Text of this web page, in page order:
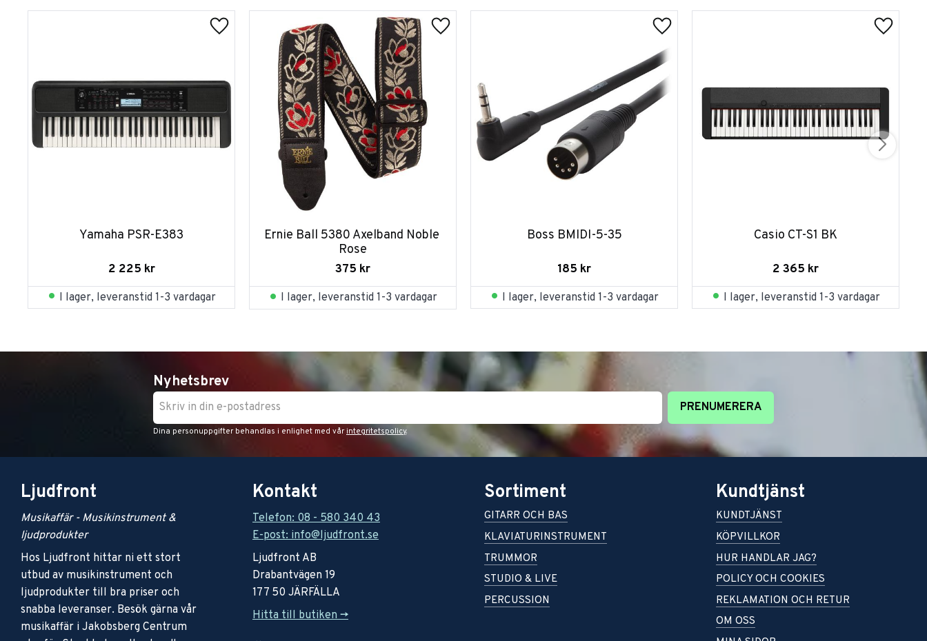
Yamaha PSR-E383
2 225 kr
I lager, leveranstid 1-3 vardagar
Ernie Ball 5380 Axelband Noble
Rose
375 kr
I lager, leveranstid 1-3 vardagar
Boss BMIDI-5-35
185 kr
I lager, leveranstid 1-3 vardagar
Casio CT-S1 BK
2 365 kr
I lager, leveranstid 1-3 vardagar
Nyhetsbrev
PRENUMERERA
Dina personuppgifter behandlas i enlighet med vår integritetspolicy.
Ljudfront
Musikaffär - Musikinstrument &
ljudprodukter
Hos Ljudfront hittar ni ett stort
utbud av musikinstrument och
ljudprodukter till bra priser och
snabba leveranser. Besök gärna vår
musikaffär i Jakobsberg Centrum
Kontakt
Telefon: 08 - 580 340 43
E-post: info@ljudfront.se
Ljudfront AB
Drabantvägen 19
177 50 JÄRFÄLLA
Hitta till butiken ->
Sortiment
GITARR OCH BAS
KLAVIATURINSTRUMENT
TRUMMOR
STUDIO & LIVE
PERCUSSION
Kundtjänst
KUNDTJÄNST
KÖPVILLKOR
HUR HANDLAR JAG?
POLICY OCH COOKIES
REKLAMATION OCH RETUR
OM OSS